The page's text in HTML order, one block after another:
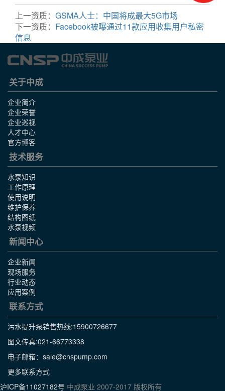
上一资质： GSMA人士：中国将成最大5G市场
下一资质： Facebook被曝通过11款应用收集用户私密
信息
关于中成
企业简介
企业荣誉
企业巡视
人才中心
官方博客
技术服务
水泵知识
工作原理
使用说明
维护保养
结构图纸
水泵视频
新闻中心
企业新闻
现场服务
行业动态
应用案例
联系方式
污水提升泵销售热线:15900726677
图文传真:021-66773338
电子邮箱：sale@cnspump.com
更多联系方式
沪ICP备11027182号 中成泵业 2007-2017 版权所有